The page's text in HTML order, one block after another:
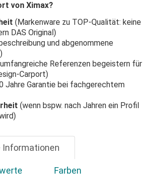
von Ximax?
(Markenware zu TOP-Qualität: keine
DAS Original)
und abgenommene
Referenzen begeistern für
Carport)
Jahre Garantie bei fachgerechtem
(wenn bspw. nach Jahren ein Profil
Informationen
Farben